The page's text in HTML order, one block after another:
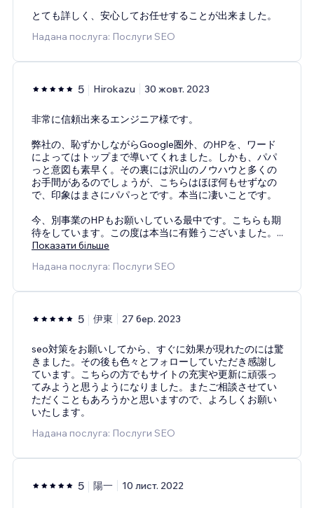
とても詳しく、安心してお任せすることが出来ました。
Надана послуга: Послуги SEO
5 Hirokazu 30 жовт. 2023
非常に信頼出来るエンジニア様です。
弊社の、恥ずかしながらGoogle圏外、のHPを、ワード
によってはトップまで導いてくれました。しかも、パパ
っと意図も素早く。その裏には沢山のノウハウと多くの
お手間があるのでしょうが、こちらはほぼ何もせずなの
で、印象はまさにパパっとです。本当に凄いことです。
今、別事業のHPもお願いしている最中です。こちらも期
待をしています。この度は本当に有難うございました。 ...
Показати більше
Надана послуга: Послуги SEO
5 伊東 27 бер. 2023
seo対策をお願いしてから、すぐに効果が現れたのには驚
きました。その後も色々とフォローしていただき感謝し
ています。こちらの方でもサイトの充実や更新に頑張っ
てみようと思うようになりました。またご相談させてい
ただくこともあろうかと思いますので、よろしくお願い
いたします。
Надана послуга: Послуги SEO
5 陽一 10 лист. 2022